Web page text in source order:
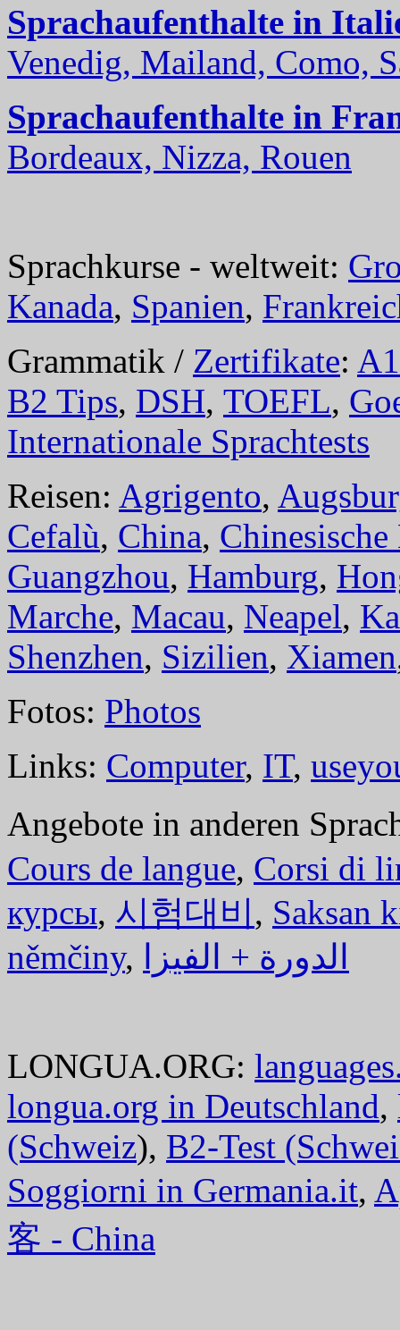
Sprachaufenthalte in
Venedig, Mailand, Como,
Sprachaufenthalte in
Bordeaux, Nizza, Rouen
Sprachkurse - weltweit:
Kanada, Spanien,
Grammatik / Zertifikate: A1
B2 Tips, DSH, TOEFL,
Internationale Sprachtests
Reisen: Agrigento,
Cefalù, China, Chinesische
Guangzhou, Hamburg,
Marche, Macau, Neapel,
Shenzhen, Sizilien, Xiamen
Fotos: Photos
Links: Computer, IT,
Angebote in anderen
Cours de langue, Corsi di
курсы, 시험대비, Saksan
němčiny, الدورة + الفيزا
LONGUA.ORG:
longua.org in Deutschland,
(Schweiz), B2-Test
Soggiorni in Germania.it,
客 - China